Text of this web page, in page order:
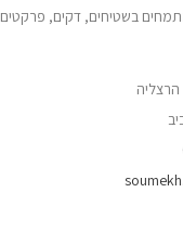
בשטיחים, דקים, פרקטים